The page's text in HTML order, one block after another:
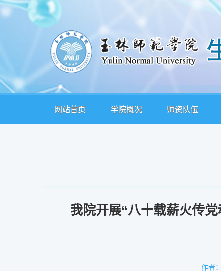
网站首页 学院概况 师资队伍
我院开展“八十载薪火传
作者